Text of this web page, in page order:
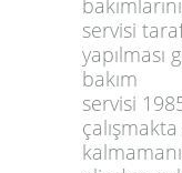
servisi
yapılması
bakım
servisi